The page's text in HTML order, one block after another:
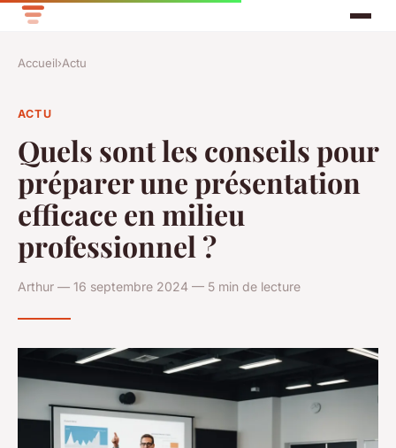
Accueil›Actu
ACTU
Quels sont les conseils pour
préparer une présentation
efficace en milieu
professionnel ?
Arthur — 16 septembre 2024 — 5 min de lecture